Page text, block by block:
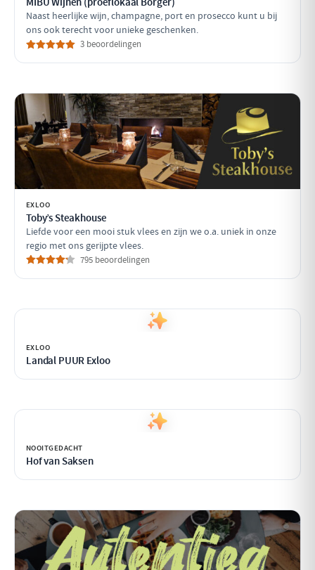
Naast heerlijke wijn, champagne, port en prosecco kunt u bij
ons ook terecht voor unieke geschenken.
3 beoordelingen
EXLOO
Toby’s Steakhouse
Liefde voor een mooi stuk vlees en zijn we o.a. uniek in onze
regio met ons gerijpte vlees.
795 beoordelingen
EXLOO
Landal PUUR Exloo
NOOITGEDACHT
Hof van Saksen